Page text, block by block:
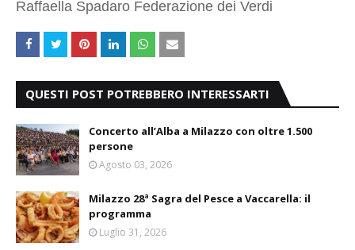
Raffaella Spadaro Federazione dei Verdi
QUESTI POST POTREBBERO INTERESSARTI
Concerto all’Alba a Milazzo con oltre 1.500
persone
Agosto 03, 2026
Milazzo 28ª Sagra del Pesce a Vaccarella: il
programma
Luglio 31, 2026